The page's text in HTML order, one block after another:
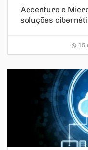
Accenture e
soluções
15